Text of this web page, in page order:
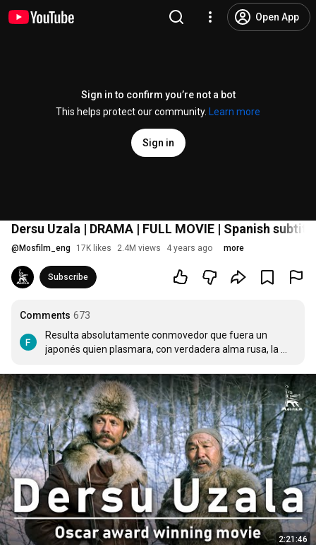
Open App
Sign in to confirm you’re not a bot
This helps protect our community.
Learn more
Sign in
Dersu Uzala | DRAMA | FULL MOVIE | Spanish
@ Mosfilm_eng 17K likes 2.4M views 4 years ago more
Subscribe
Comments 673
Resulta absolutamente conmovedor que fuera un
japonés quien plasmara, con verdadera alma rusa, la
consideramos que Kurosawa pertenecía a un país que,
apenas 30 años antes del rodaje, había estado en guerra
contra el país que le propuso dirigir dicha película. En mi
humilde opinión, todo un símbolo de reconciliación.
Arseniev se habría sentido, sin duda, orgulloso.
2:21:46